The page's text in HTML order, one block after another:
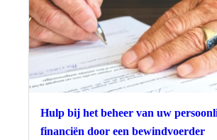
Hulp bij het beheer van uw
financiën door een bewindvoerder